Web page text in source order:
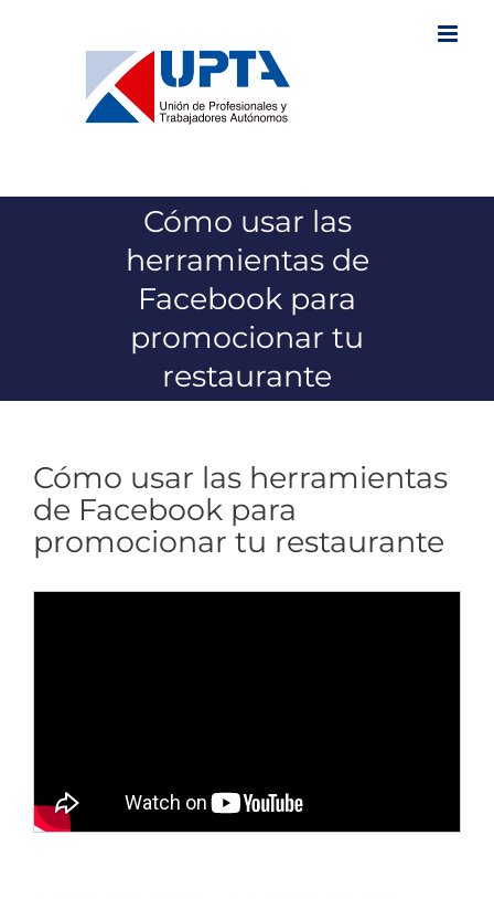
Cómo usar las
herramientas de
Facebook para
promocionar tu
restaurante
Cómo usar las herramientas
de Facebook para
promocionar tu restaurante